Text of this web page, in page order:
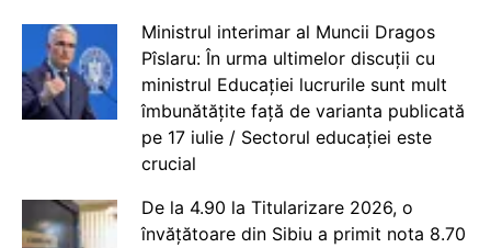
Ministrul interimar al Muncii Dragos
Pîslaru: În urma ultimelor discuții cu
ministrul Educației lucrurile sunt mult
îmbunătățite față de varianta publicată
pe 17 iulie / Sectorul educației este
crucial
De la 4.90 la Titularizare 2026, o
învățătoare din Sibiu a primit nota 8.70